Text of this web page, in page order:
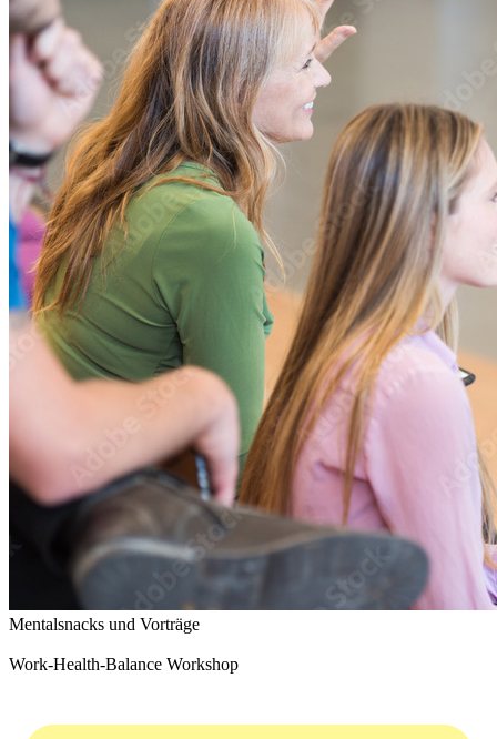
Mentalsnacks und Vorträge
Work-Health-Balance Workshop